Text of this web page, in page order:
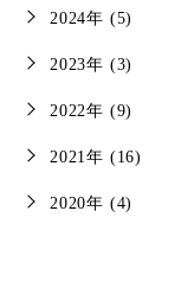
2024年 (5)
2023年 (3)
2022年 (9)
2021年 (16)
2020年 (4)